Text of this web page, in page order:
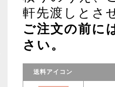
軒先渡しとさ
ご注文の前に
さい。
送料アイコン